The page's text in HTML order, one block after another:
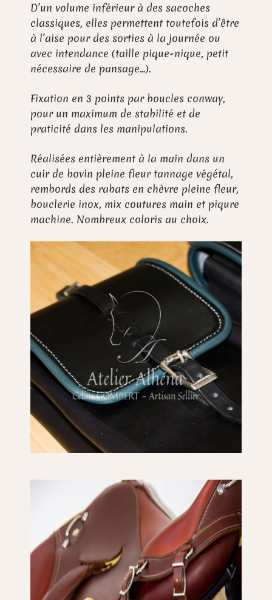
D’un volume inférieur à des sacoches
classiques, elles permettent toutefois d’être
à l’aise pour des sorties à la journée ou
avec intendance (taille pique-nique, petit
nécessaire de pansage…).
Fixation en 3 points par boucles conway,
pour un maximum de stabilité et de
praticité dans les manipulations.
Réalisées entièrement à la main dans un
cuir de bovin pleine fleur tannage végétal,
rembords des rabats en chèvre pleine fleur,
bouclerie inox, mix coutures main et piqure
machine. Nombreux coloris au choix.